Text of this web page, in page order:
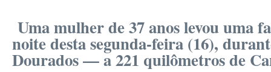
Uma mulher de 37 anos levou uma
noite desta segunda-feira (16),
Dourados — a 221 quilômetros de